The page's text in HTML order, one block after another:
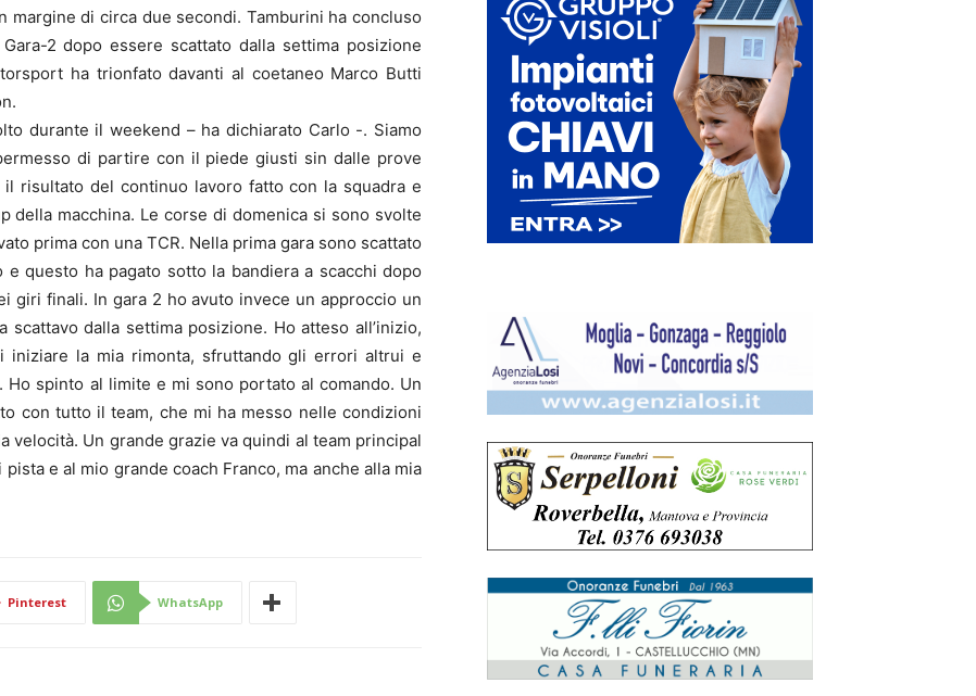
di circa due secondi. Tamburini ha concluso
2 dopo essere scattato dalla settima posizione
ha trionfato davanti al coetaneo Marco Butti
durante il weekend – ha dichiarato Carlo -. Siamo
di partire con il piede giusti sin dalle prove
risultato del continuo lavoro fatto con la squadra e
della macchina. Le corse di domenica si sono svolte
prima con una TCR. Nella prima gara sono scattato
questo ha pagato sotto la bandiera a scacchi dopo
giri finali. In gara 2 ho avuto invece un approccio un
dalla settima posizione. Ho atteso all’inizio,
iniziare la mia rimonta, sfruttando gli errori altrui e
spinto al limite e mi sono portato al comando. Un
con tutto il team, che mi ha messo nelle condizioni
velocità. Un grande grazie va quindi al team principal
e al mio grande coach Franco, ma anche alla mia
Pinterest WhatsApp